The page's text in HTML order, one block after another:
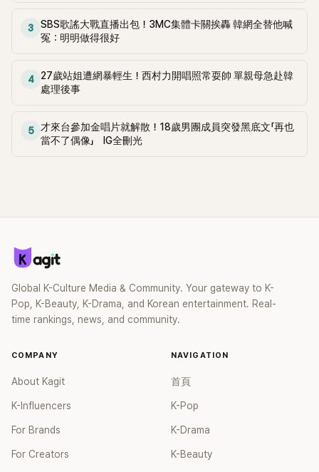
3
SBS歌謠大戰直播出包！3MC集體卡關挨轟 韓網全替他喊
冤：明明做得很好
4
27歲站姐遭網暴輕生！西村力開唱照常耍帥 單親母急赴韓
處理後事
5
才來台參加金唱片就解散！18歲男團成員突發黑底文「再也
當不了偶像」 IG全刪光
Global K-Culture Media & Community. Your gateway to K-
Pop, K-Beauty, K-Drama, and Korean entertainment. Real-
time rankings, news, and community.
COMPANY
About Kagit
K-Influencers
For Brands
For Creators
NAVIGATION
首頁
K-Pop
K-Drama
K-Beauty